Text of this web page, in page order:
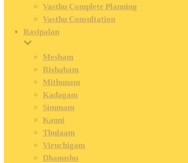
Vasthu Complete Planning
Vasthu Consultation
Rasipalan
Mesham
Rishabam
Mithunam
Kadagam
Simmam
Kanni
Thulaam
Viruchigam
Dhanushu